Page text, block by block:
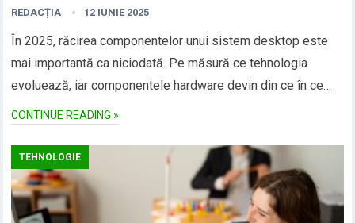
REDACȚIA 12 IUNIE 2025
În 2025, răcirea componentelor unui sistem desktop este
mai importantă ca niciodată. Pe măsură ce tehnologia
evoluează, iar componentele hardware devin din ce în ce…
CONTINUE READING »
TEHNOLOGIE